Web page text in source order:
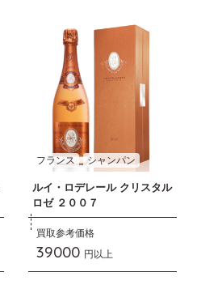
フランス シャンパン
ルイ・ロデレール クリスタル
ロゼ ２００７
買取参考価格
39000 円以上